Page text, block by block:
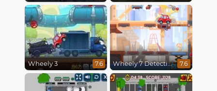
Wheely 3 7.6 Wheely 7 Detective 7.6